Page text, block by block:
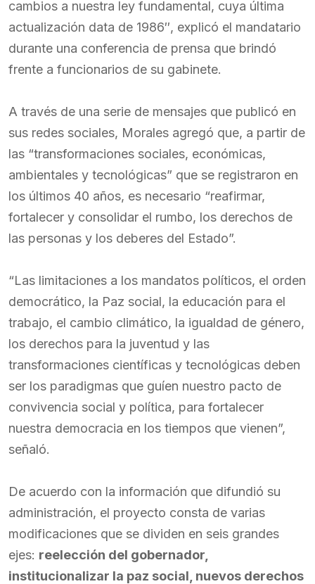
cambios a nuestra ley fundamental, cuya última
actualización data de 1986″, explicó el mandatario
durante una conferencia de prensa que brindó
frente a funcionarios de su gabinete.
A través de una serie de mensajes que publicó en
sus redes sociales, Morales agregó que, a partir de
las “transformaciones sociales, económicas,
ambientales y tecnológicas” que se registraron en
los últimos 40 años, es necesario “reafirmar,
fortalecer y consolidar el rumbo, los derechos de
las personas y los deberes del Estado”.
“Las limitaciones a los mandatos políticos, el orden
democrático, la Paz social, la educación para el
trabajo, el cambio climático, la igualdad de género,
los derechos para la juventud y las
transformaciones científicas y tecnológicas deben
ser los paradigmas que guíen nuestro pacto de
convivencia social y política, para fortalecer
nuestra democracia en los tiempos que vienen”,
señaló.
De acuerdo con la información que difundió su
administración, el proyecto consta de varias
modificaciones que se dividen en seis grandes
ejes: reelección del gobernador,
institucionalizar la paz social, nuevos derechos